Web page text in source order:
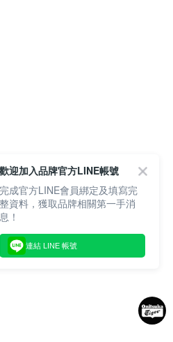
歡迎加入品牌官方LINE帳號
完成官方LINE會員綁定及填寫完
整資料，獲取品牌相關第一手消
息！
連結 LINE 帳號